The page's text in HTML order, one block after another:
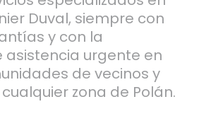
Duval, siempre con
y con la
asistencia urgente en
de vecinos y
zona de Polán.